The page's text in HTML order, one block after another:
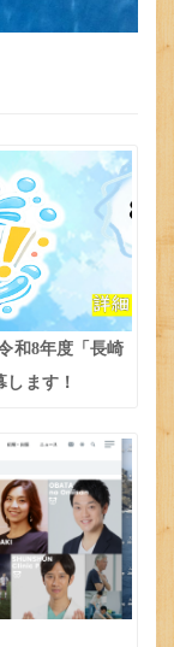
和8年度「長崎
ます！